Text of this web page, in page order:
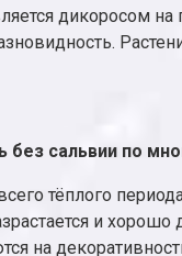
дикоросом
сальвии по
тёплого
и
на